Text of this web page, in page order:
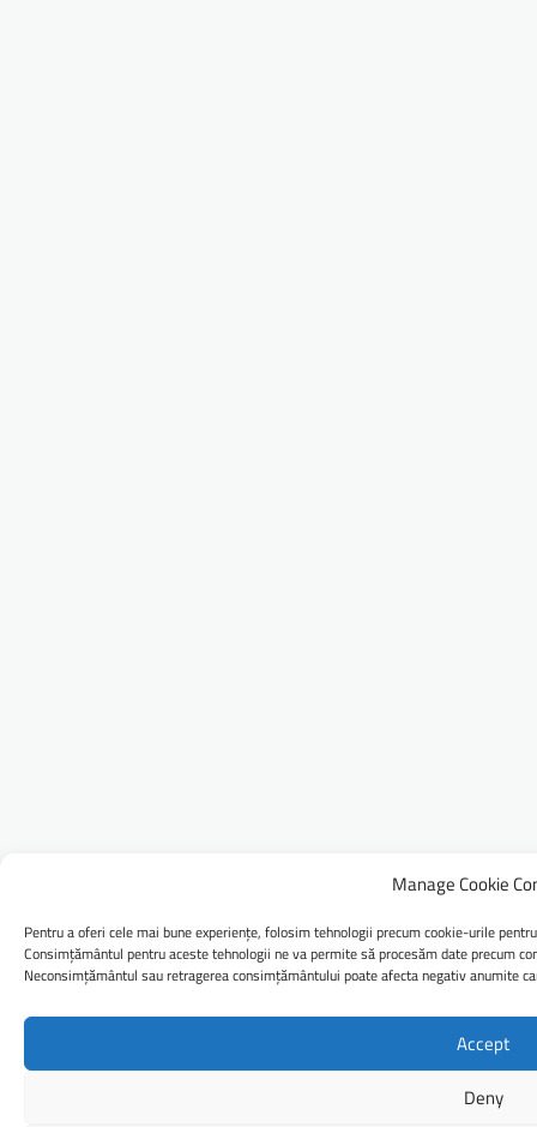
Manage Cookie
Pentru a oferi cele mai bune experiențe, folosim tehnologii precum cookie-urile
Consimțământul pentru aceste tehnologii ne va permite să procesăm date precum
Neconsimțământul sau retragerea consimțământului poate afecta negativ anumite
Accept
Deny